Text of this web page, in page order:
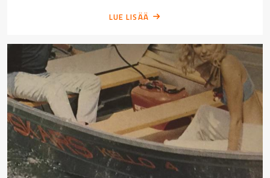
LUE LISÄÄ